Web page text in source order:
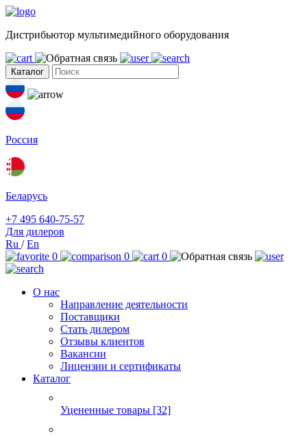
Дистрибьютор мультимедийного оборудования
Каталог
Россия
Беларусь
+7 495 640-75-57
Для дилеров
Ru /En
0
0 0
О нас
Направление деятельности
Поставщики
Стать дилером
Отзывы клиентов
Вакансии
Лицензии и сертификаты
Каталог
Уцененные товары [32]